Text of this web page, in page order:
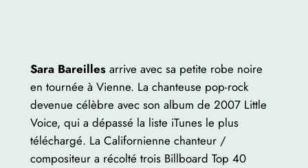
Sara Bareillesarrive avec sa petite robe noire
en tournée à Vienne. La chanteuse pop-rock
devenue célèbre avec son album de 2007 Little
Voice, qui a dépassé la liste iTunes le plus
téléchargé. La Californienne chanteur /
compositeur a récolté trois Billboard Top 40